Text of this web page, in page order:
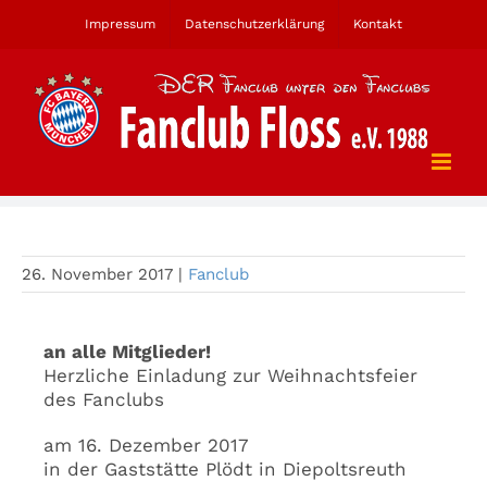
Impressum Datenschutzerklärung Kontakt
26. November 2017 | Fanclub
an alle Mitglieder!
Herzliche Einladung zur Weihnachtsfeier
des Fanclubs
am 16. Dezember 2017
in der Gaststätte Plödt in Diepoltsreuth